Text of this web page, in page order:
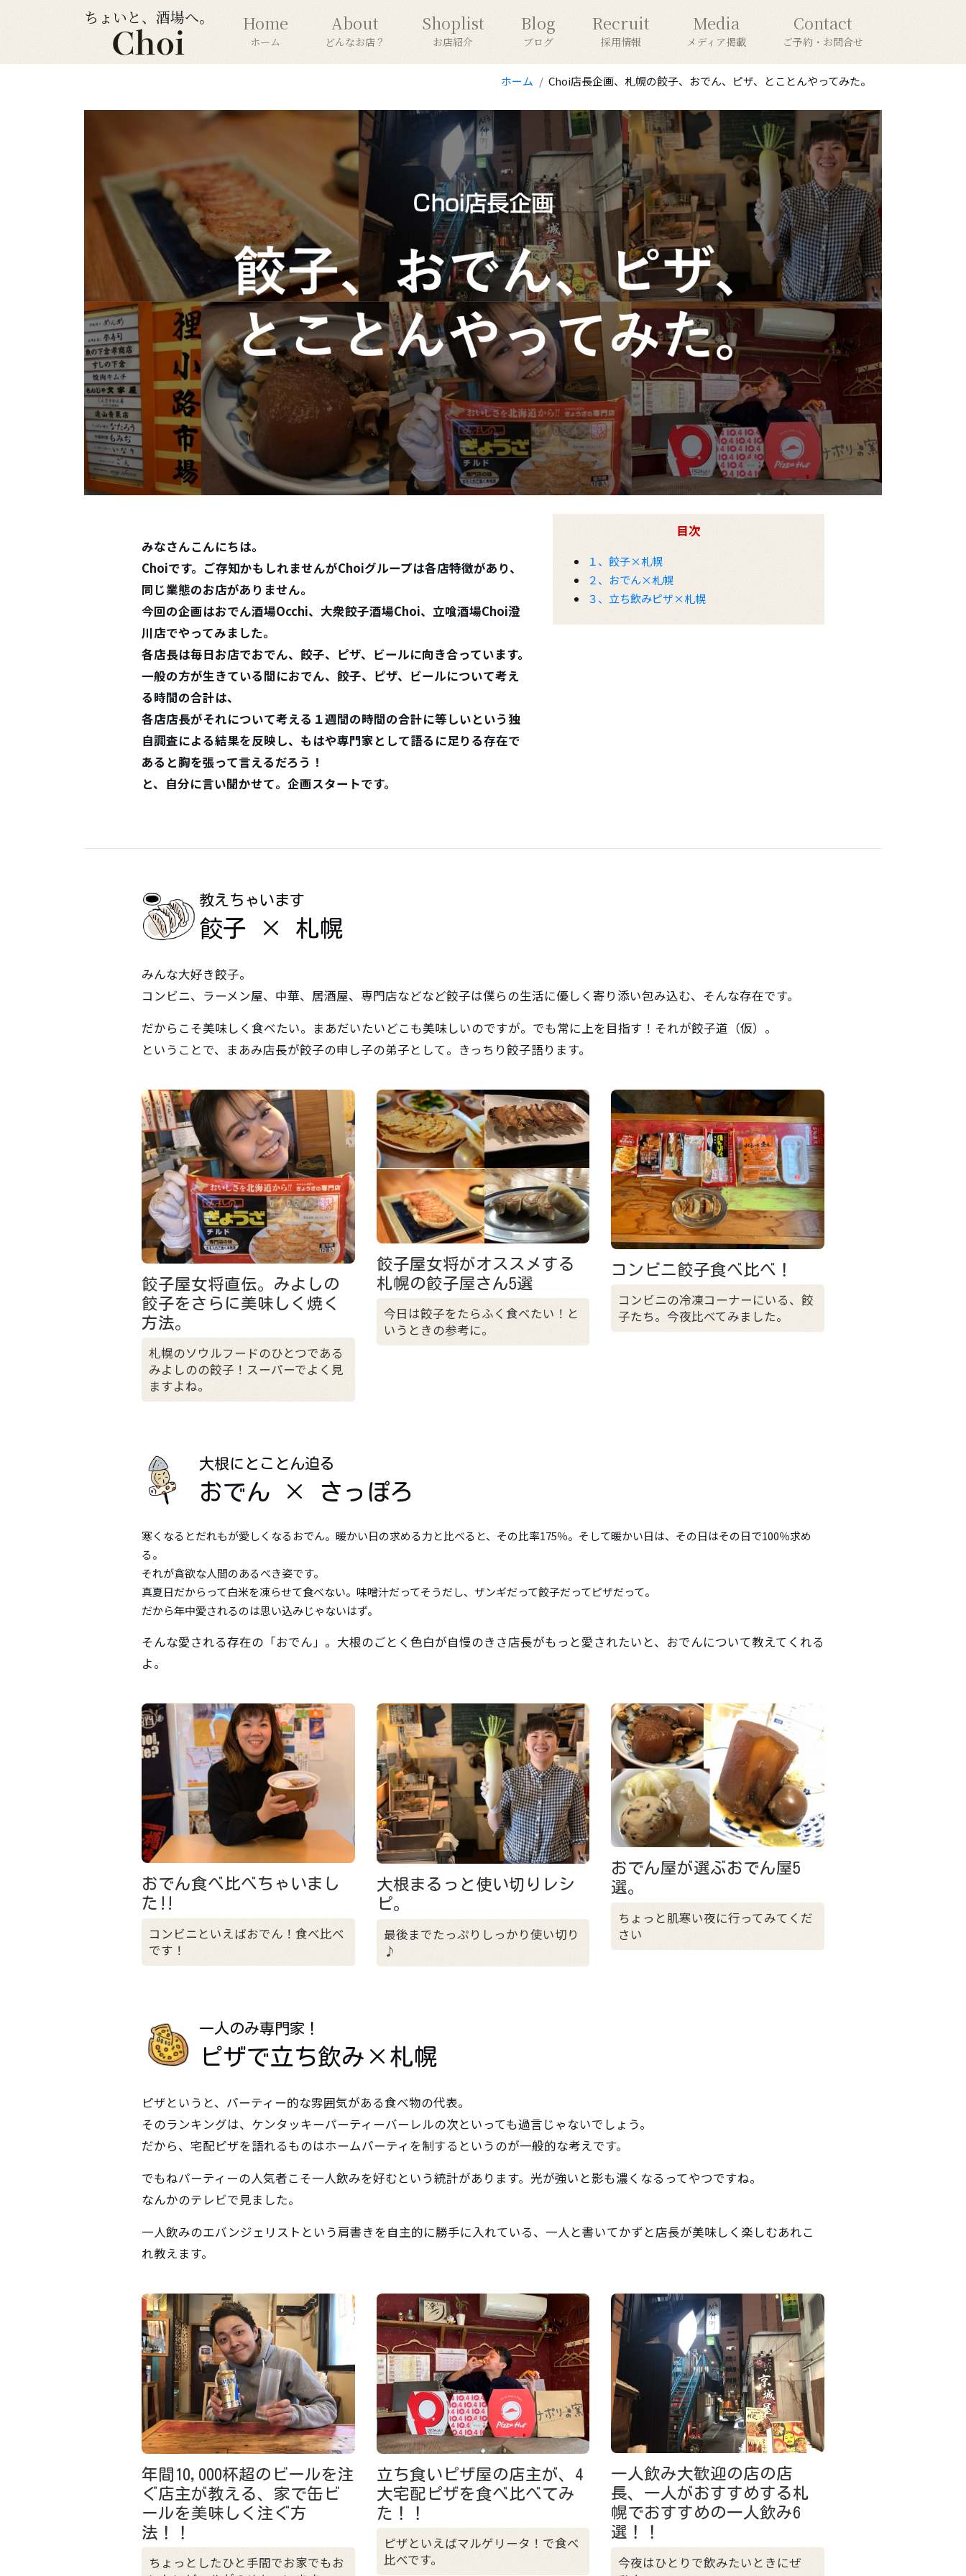
ちょいと、酒場へ。 Home
ホーム
About
どんなお店？
Shoplist
お店紹介
Blog
ブログ
Recruit
採用情報
Media
メディア掲載
Contact
ご予約・お問合せ
ホーム Choi店長企画、札幌の餃子、おでん、ピザ、とことんやってみた。
みなさんこんにちは。
Choiです。ご存知かもしれませんがChoiグループは各店特徴があり、
同じ業態のお店がありません。
今回の企画はおでん酒場Occhi、大衆餃子酒場Choi、立喰酒場Choi澄
川店でやってみました。
各店長は毎日お店でおでん、餃子、ピザ、ビールに向き合っています。
一般の方が生きている間におでん、餃子、ピザ、ビールについて考え
る時間の合計は、
各店店長がそれについて考える１週間の時間の合計に等しいという独
自調査による結果を反映し、もはや専門家として語るに足りる存在で
あると胸を張って言えるだろう！
と、自分に言い聞かせて。企画スタートです。
目次
１、餃子×札幌
２、おでん×札幌
３、立ち飲みピザ×札幌
教えちゃいます
餃子 × 札幌
みんな大好き餃子。
コンビニ、ラーメン屋、中華、居酒屋、専門店などなど餃子は僕らの生活に優しく寄り添い包み込む、そんな存在です。
だからこそ美味しく食べたい。まあだいたいどこも美味しいのですが。でも常に上を目指す！それが餃子道（仮）。
ということで、まあみ店長が餃子の申し子の弟子として。きっちり餃子語ります。
餃子屋女将直伝。みよしの
餃子をさらに美味しく焼く
方法。
札幌のソウルフードのひとつである
みよしのの餃子！スーパーでよく見
ますよね。
餃子屋女将がオススメする
札幌の餃子屋さん5選
今日は餃子をたらふく食べたい！と
いうときの参考に。
コンビニ餃子食べ比べ！
コンビニの冷凍コーナーにいる、餃
子たち。今夜比べてみました。
大根にとことん迫る
おでん × さっぽろ
寒くなるとだれもが愛しくなるおでん。暖かい日の求める力と比べると、その比率175％。そして暖かい日は、その日はその日で100％求め
る。
それが貪欲な人間のあるべき姿です。
真夏日だからって白米を凍らせて食べない。味噌汁だってそうだし、ザンギだって餃子だってピザだって。
だから年中愛されるのは思い込みじゃないはず。
そんな愛される存在の「おでん」。大根のごとく色白が自慢のきさ店長がもっと愛されたいと、おでんについて教えてくれる
よ。
おでん食べ比べちゃいまし
た‼︎
コンビニといえばおでん！食べ比べ
です！
大根まるっと使い切りレシ
ピ。
最後までたっぷりしっかり使い切り
♪
おでん屋が選ぶおでん屋5
選。
ちょっと肌寒い夜に行ってみてくだ
さい
一人のみ専門家！
ピザで立ち飲み×札幌
ピザというと、パーティー的な雰囲気がある食べ物の代表。
そのランキングは、ケンタッキーパーティーバーレルの次といっても過言じゃないでしょう。
だから、宅配ピザを語れるものはホームパーティを制するというのが一般的な考えです。
でもねパーティーの人気者こそ一人飲みを好むという統計があります。光が強いと影も濃くなるってやつですね。
なんかのテレビで見ました。
一人飲みのエバンジェリストという肩書きを自主的に勝手に入れている、一人と書いてかずと店長が美味しく楽しむあれこ
れ教えます。
年間10,000杯超のビールを注
ぐ店主が教える、家で缶ビ
ールを美味しく注ぐ方
法！！
ちょっとしたひと手間でお家でもお
立ち食いピザ屋の店主が、4
大宅配ピザを食べ比べてみ
た！！
ピザといえばマルゲリータ！で食べ
比べです。
一人飲み大歓迎の店の店
長、一人がおすすめする札
幌でおすすめの一人飲み6
選！！
今夜はひとりで飲みたいときにぜ